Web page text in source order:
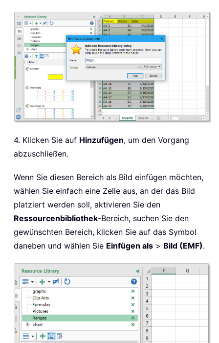
4. Klicken Sie auf Hinzufügen, um den Vorgang
abzuschließen.
Wenn Sie diesen Bereich als Bild einfügen möchten,
wählen Sie einfach eine Zelle aus, an der das Bild
platziert werden soll, aktivieren Sie den
Ressourcenbibliothek-Bereich, suchen Sie den
gewünschten Bereich, klicken Sie auf das Symbol
daneben und wählen Sie Einfügen als > Bild (EMF).